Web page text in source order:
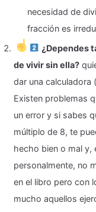
necesidad de
fracción es
¿Dependes
de vivir sin ella?
dar una calculadora
Existen problemas
un error y si sabes
múltiplo de 8, te
hecho bien o mal y,
personalmente, no
en el libro pero con
mucho aquellos